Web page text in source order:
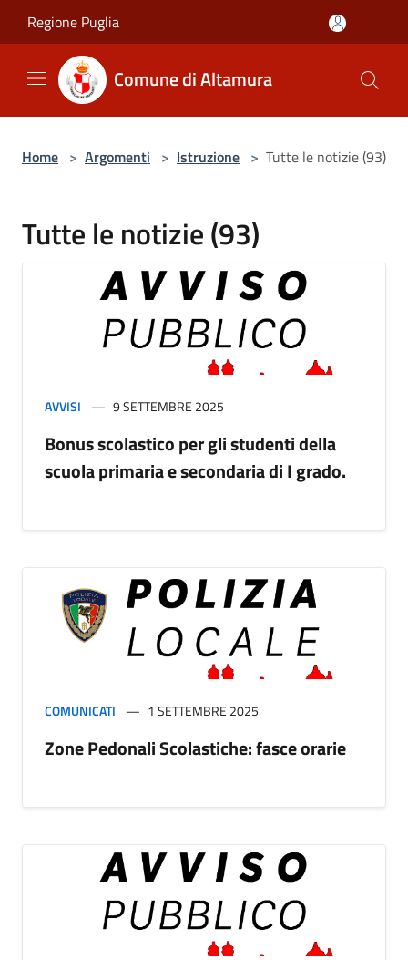
Regione Puglia
Comune di Altamura
Home > Argomenti > Istruzione > Tutte le notizie (93)
Tutte le notizie (93)
AVVISI 9 SETTEMBRE 2025
Bonus scolastico per gli studenti della
scuola primaria e secondaria di I grado.
COMUNICATI 1 SETTEMBRE 2025
Zone Pedonali Scolastiche: fasce orarie